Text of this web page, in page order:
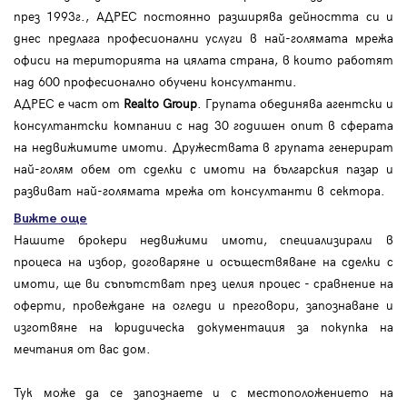
през 1993г., АДРЕС постоянно разширява дейността си и
днес предлага професионални услуги в най-голямата мрежа
офиси на територията на цялата страна, в които работят
над 600 професионално обучени консултанти.
АДРЕС е част от Realto Group . Групата обединява агентски и
консултантски компании с над 30 годишен опит в сферата
на недвижимите имоти. Дружествата в групата генерират
най-голям обем от сделки с имоти на българския пазар и
развиват най-голямата мрежа от консултанти в сектора.
Вижте още
Нашите брокери недвижими имоти, специализирали в
процеса на избор, договаряне и осъществяване на сделки с
имоти, ще ви съпътстват през целия процес - сравнение на
оферти, провеждане на огледи и преговори, запознаване и
изготвяне на юридическа документация за покупка на
мечтания от вас дом.
Тук може да се запознаете и с местоположението на